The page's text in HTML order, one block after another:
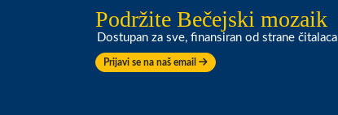
Podržite Bečejski mozaik
Dostupan za sve, finansiran od strane čitalaca
Prijavi se na naš email